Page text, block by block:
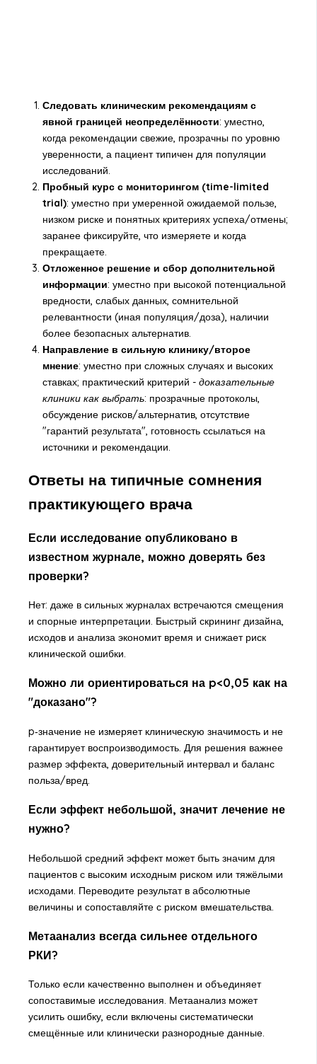
Следовать клиническим рекомендациям с
явной границей неопределённости: уместно,
когда рекомендации свежие, прозрачны по уровню
уверенности, а пациент типичен для популяции
исследований.
Пробный курс с мониторингом (time-limited
trial): уместно при умеренной ожидаемой пользе,
низком риске и понятных критериях успеха/отмены;
заранее фиксируйте, что измеряете и когда
прекращаете.
Отложенное решение и сбор дополнительной
информации: уместно при высокой потенциальной
вредности, слабых данных, сомнительной
релевантности (иная популяция/доза), наличии
более безопасных альтернатив.
Направление в сильную клинику/второе
мнение: уместно при сложных случаях и высоких
ставках; практический критерий - доказательные
клиники как выбрать: прозрачные протоколы,
обсуждение рисков/альтернатив, отсутствие
"гарантий результата", готовность ссылаться на
источники и рекомендации.
Ответы на типичные сомнения
практикующего врача
Если исследование опубликовано в
известном журнале, можно доверять без
проверки?
Нет: даже в сильных журналах встречаются смещения
и спорные интерпретации. Быстрый скрининг дизайна,
исходов и анализа экономит время и снижает риск
клинической ошибки.
Можно ли ориентироваться на p<0,05 как на
"доказано"?
p‑значение не измеряет клиническую значимость и не
гарантирует воспроизводимость. Для решения важнее
размер эффекта, доверительный интервал и баланс
польза/вред.
Если эффект небольшой, значит лечение не
нужно?
Небольшой средний эффект может быть значим для
пациентов с высоким исходным риском или тяжёлыми
исходами. Переводите результат в абсолютные
величины и сопоставляйте с риском вмешательства.
Метаанализ всегда сильнее отдельного
РКИ?
Только если качественно выполнен и объединяет
сопоставимые исследования. Метаанализ может
усилить ошибку, если включены систематически
смещённые или клинически разнородные данные.